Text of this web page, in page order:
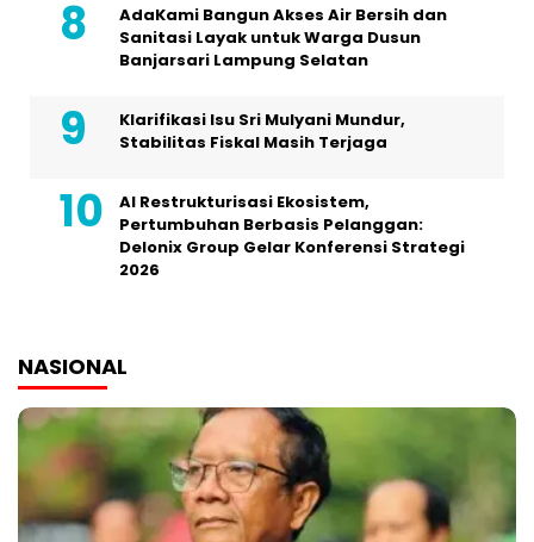
AdaKami Bangun Akses Air Bersih dan
Sanitasi Layak untuk Warga Dusun
Banjarsari Lampung Selatan
Klarifikasi Isu Sri Mulyani Mundur,
Stabilitas Fiskal Masih Terjaga
AI Restrukturisasi Ekosistem,
Pertumbuhan Berbasis Pelanggan:
Delonix Group Gelar Konferensi Strategi
2026
NASIONAL